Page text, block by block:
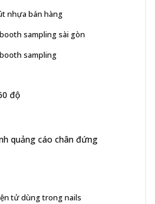
nhựa bán hàng
sampling sài gòn
sampling
độ
quảng cáo chân đứng
tử dùng trong nails